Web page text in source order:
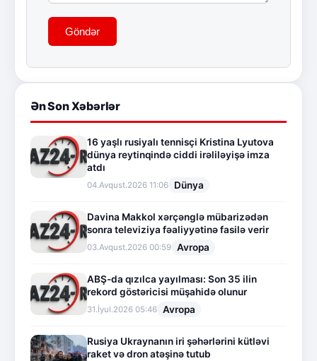
Göndər
Ən Son Xəbərlər
16 yaşlı rusiyalı tennisçi Kristina Lyutova
dünya reytinqində ciddi irəliləyişə imza
atdı
04.Avqust.2026 11:06 Dünya
Davina Makkol xərçənglə mübarizədən
sonra televiziya fəaliyyətinə fasilə verir
03.Avqust.2026 00:59 Avropa
ABŞ-da qızılca yayılması: Son 35 ilin
rekord göstəricisi müşahidə olunur
31.İyul.2026 05:46 Avropa
Rusiya Ukraynanın iri şəhərlərini kütləvi
raket və dron atəşinə tutub